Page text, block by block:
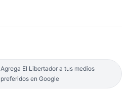
Agrega El Libertador a tus medios
preferidos en Google